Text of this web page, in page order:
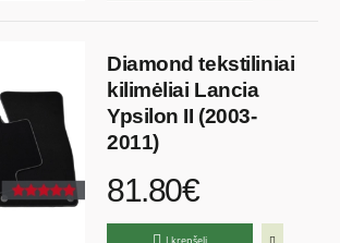
Diamond tekstiliniai
kilimėliai Lancia
Ypsilon II (2003-
2011)
81.80€